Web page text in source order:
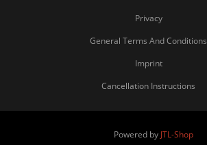
Privacy
General Terms And Conditions
Imprint
Cancellation Instructions
Powered by JTL-Shop